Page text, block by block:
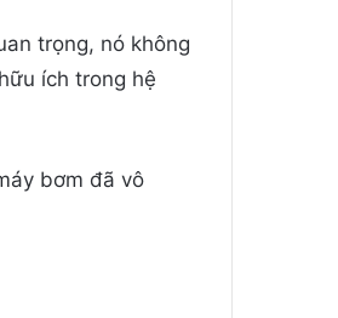
trọng, nó không
ích trong hệ
bơm đã vô